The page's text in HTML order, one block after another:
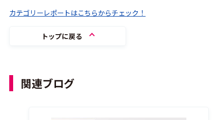
カテゴリーレポートはこちらからチェック！
トップに戻る
関連ブログ